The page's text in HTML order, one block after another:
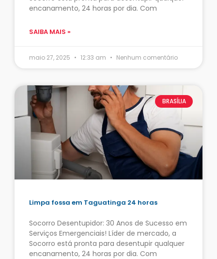
encanamento, 24 horas por dia. Com
SAIBA MAIS »
maio 27, 2025 12:33 am Nenhum comentário
BRASÍLIA
Limpa fossa em Taguatinga 24 horas
Socorro Desentupidor: 30 Anos de Sucesso em
Serviços Emergenciais! Líder de mercado, a
Socorro está pronta para desentupir qualquer
encanamento, 24 horas por dia. Com